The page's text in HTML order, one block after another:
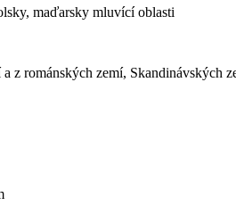
maďarsky mluvící oblasti
z románských zemí, Skandinávských